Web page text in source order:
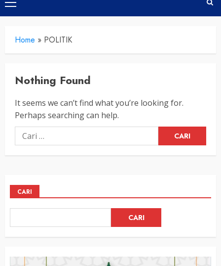
Primary
Menu
Home » POLITIK
Nothing Found
It seems we can’t find what you’re looking for.
Perhaps searching can help.
Cari
untuk:
CARI
CARI